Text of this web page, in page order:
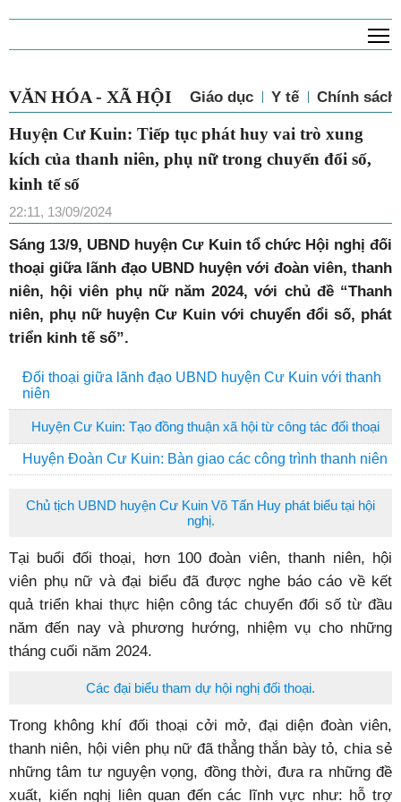
VĂN HÓA - XÃ HỘI Giáo dục Y tế Chính sách
Huyện Cư Kuin: Tiếp tục phát huy vai trò xung
kích của thanh niên, phụ nữ trong chuyển đổi số,
kinh tế số
22:11, 13/09/2024
Sáng 13/9, UBND huyện Cư Kuin tổ chức Hội nghị đối
thoại giữa lãnh đạo UBND huyện với đoàn viên, thanh
niên, hội viên phụ nữ năm 2024, với chủ đề “Thanh
niên, phụ nữ huyện Cư Kuin với chuyển đổi số, phát
triển kinh tế số”.
Đối thoại giữa lãnh đạo UBND huyện Cư Kuin với thanh
niên
Huyện Cư Kuin: Tạo đồng thuận xã hội từ công tác đối thoại
Huyện Đoàn Cư Kuin: Bàn giao các công trình thanh niên
Chủ tịch UBND huyện Cư Kuin Võ Tấn Huy phát biểu tại hội
nghị.
Tại buổi đối thoại, hơn 100 đoàn viên, thanh niên, hội
viên phụ nữ và đại biểu đã được nghe báo cáo về kết
quả triển khai thực hiện công tác chuyển đổi số từ đầu
năm đến nay và phương hướng, nhiệm vụ cho những
tháng cuối năm 2024.
Các đại biểu tham dự hội nghị đối thoại.
Trong không khí đối thoại cởi mở, đại diện đoàn viên,
thanh niên, hội viên phụ nữ đã thẳng thắn bày tỏ, chia sẻ
những tâm tư nguyện vọng, đồng thời, đưa ra những đề
xuất, kiến nghị liên quan đến các lĩnh vực như: hỗ trợ